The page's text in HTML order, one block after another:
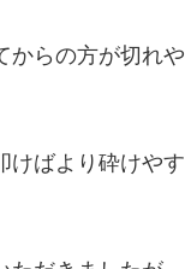
からの方が切れや
けばより砕けやす